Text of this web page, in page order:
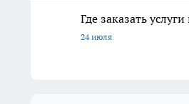
Где заказать
24 июля